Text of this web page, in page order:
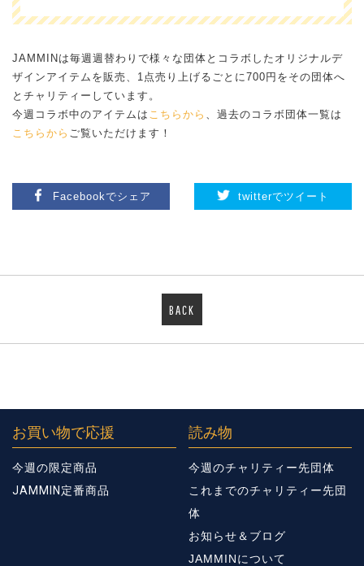
JAMMINは毎週週替わりで様々な団体とコラボしたオリジナルデ
ザインアイテムを販売、1点売り上げるごとに700円をその団体へ
とチャリティーしています。
今週コラボ中のアイテムは こちらから
、過去のコラボ団体一覧は
こちらから ご覧いただけます！
Facebookでシェア twitterでツイート
BACK
お買い物で応援
今週の限定商品
JAMMIN定番商品
読み物
今週のチャリティー先団体
これまでのチャリティー先団
体
お知らせ＆ブログ
JAMMINについて